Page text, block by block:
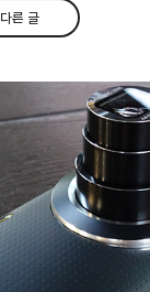
다른 글
트위터